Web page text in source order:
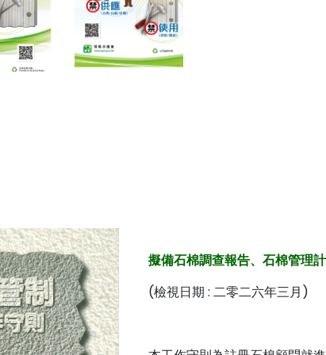
擬備石棉調查報告、石棉管理
(檢視日期 : 二零二六年三月)